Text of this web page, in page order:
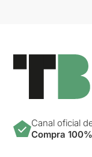
Canal oficial
Compra